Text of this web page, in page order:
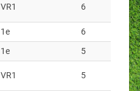
VR1 6
1e
6
1e 5
VR1 5